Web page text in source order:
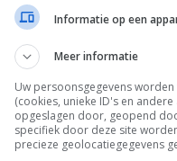
of droge sherry
Informatie op een
Meer informatie
Uw persoonsgegevens
(cookies, unieke ID's en
opgeslagen door, geopend
specifiek door deze site
precieze geolocatiegegevens